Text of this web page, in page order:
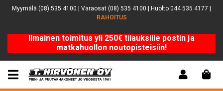
Myymälä (08) 535 4100 | Varaosat (08) 535 4100 | Huolto 044 535 4177 |
RAHOITUS
Ilmainen toimitus yli 250€ tilauksille postin ja
matkahuollon noutopisteisiin!